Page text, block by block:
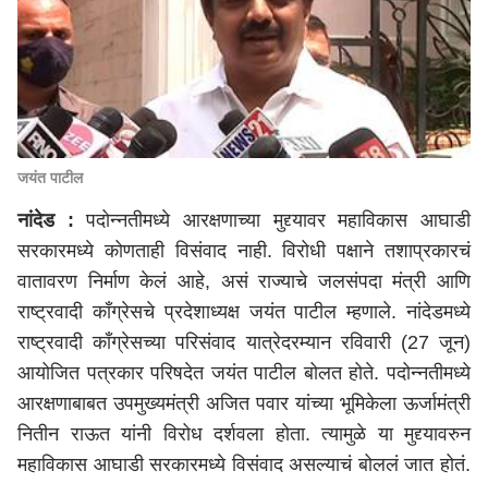
जयंत पाटील
नांदेड : पदोन्नतीमध्ये आरक्षणाच्या मुद्द्यावर महाविकास आघाडी
सरकारमध्ये कोणताही विसंवाद नाही. विरोधी पक्षाने तशाप्रकारचं
वातावरण निर्माण केलं आहे, असं राज्याचे जलसंपदा मंत्री आणि
राष्ट्रवादी काँग्रेसचे प्रदेशाध्यक्ष जयंत पाटील म्हणाले. नांदेडमध्ये
राष्ट्रवादी काँग्रेसच्या परिसंवाद यात्रेदरम्यान रविवारी (27 जून)
आयोजित पत्रकार परिषदेत जयंत पाटील बोलत होते. पदोन्नतीमध्ये
आरक्षणाबाबत उपमुख्यमंत्री अजित पवार यांच्या भूमिकेला ऊर्जामंत्री
नितीन राऊत यांनी विरोध दर्शवला होता. त्यामुळे या मुद्द्यावरुन
महाविकास आघाडी सरकारमध्ये विसंवाद असल्याचं बोललं जात होतं.